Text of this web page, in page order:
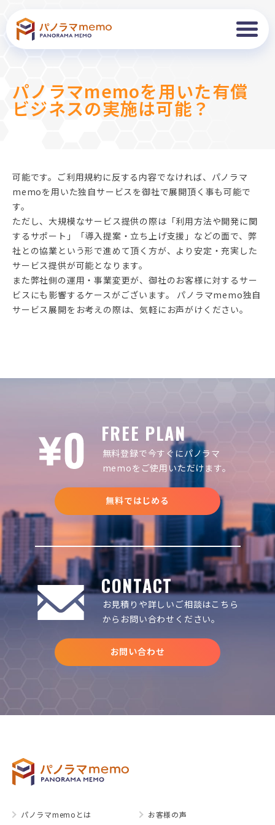
パノラマmemoを用いた有償
ビジネスの実施は可能？
可能です。ご利用規約に反する内容でなければ、パノラマ
memoを用いた独自サービスを御社で展開頂く事も可能で
す。
ただし、大規模なサービス提供の際は「利用方法や開発に関
するサポート」「導入提案・立ち上げ支援」などの面で、弊
社との協業という形で進めて頂く方が、より安定・充実した
サービス提供が可能となります。
また弊社側の運用・事業変更が、御社のお客様に対するサー
ビスにも影響するケースがございます。 パノラマmemo独自
サービス展開をお考えの際は、気軽にお声がけください。
FREE PLAN
無料登録で今すぐにパノラマ
memoをご使用いただけます。
無料ではじめる
CONTACT
お見積りや詳しいご相談はこちら
からお問い合わせください。
お問い合わせ
パノラマmemoとは お客様の声